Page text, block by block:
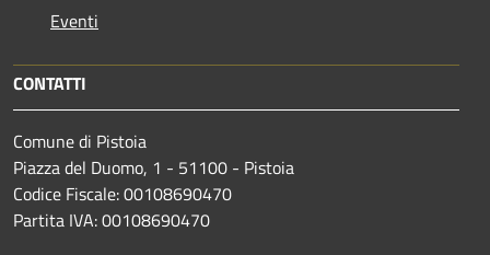
Eventi
CONTATTI
Comune di Pistoia
Piazza del Duomo, 1 - 51100 - Pistoia
Codice Fiscale: 00108690470
Partita IVA: 00108690470